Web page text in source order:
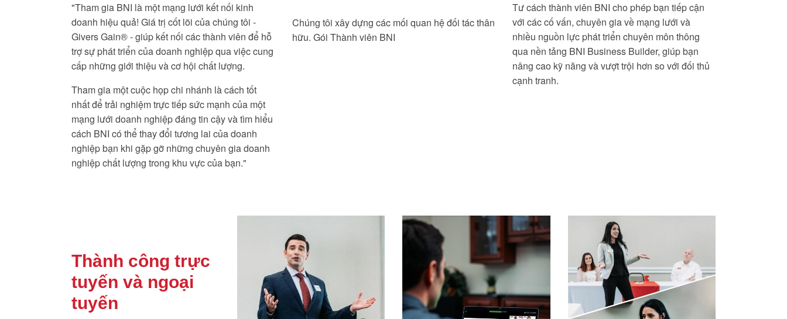
"Tham gia BNI là một mạng lưới kết nối kinh
doanh hiệu quả! Giá trị cốt lõi của chúng tôi -
Givers Gain® - giúp kết nối các thành viên để hỗ
trợ sự phát triển của doanh nghiệp qua việc cung
cấp những giới thiệu và cơ hội chất lượng.
Tham gia một cuộc họp chi nhánh là cách tốt
nhất để trải nghiệm trực tiếp sức mạnh của một
mạng lưới doanh nghiệp đáng tin cậy và tìm hiểu
cách BNI có thể thay đổi tương lai của doanh
nghiệp bạn khi gặp gỡ những chuyên gia doanh
nghiệp chất lượng trong khu vực của bạn."
Chúng tôi xây dựng các mối quan hệ đối tác thân
hữu. Gói Thành viên BNI
Tư cách thành viên BNI cho phép bạn tiếp cận
với các cố vấn, chuyên gia về mạng lưới và
nhiều nguồn lực phát triển chuyên môn thông
qua nền tảng BNI Business Builder, giúp bạn
nâng cao kỹ năng và vượt trội hơn so với đối thủ
cạnh tranh.
Thành công trực
tuyến và ngoại
tuyến